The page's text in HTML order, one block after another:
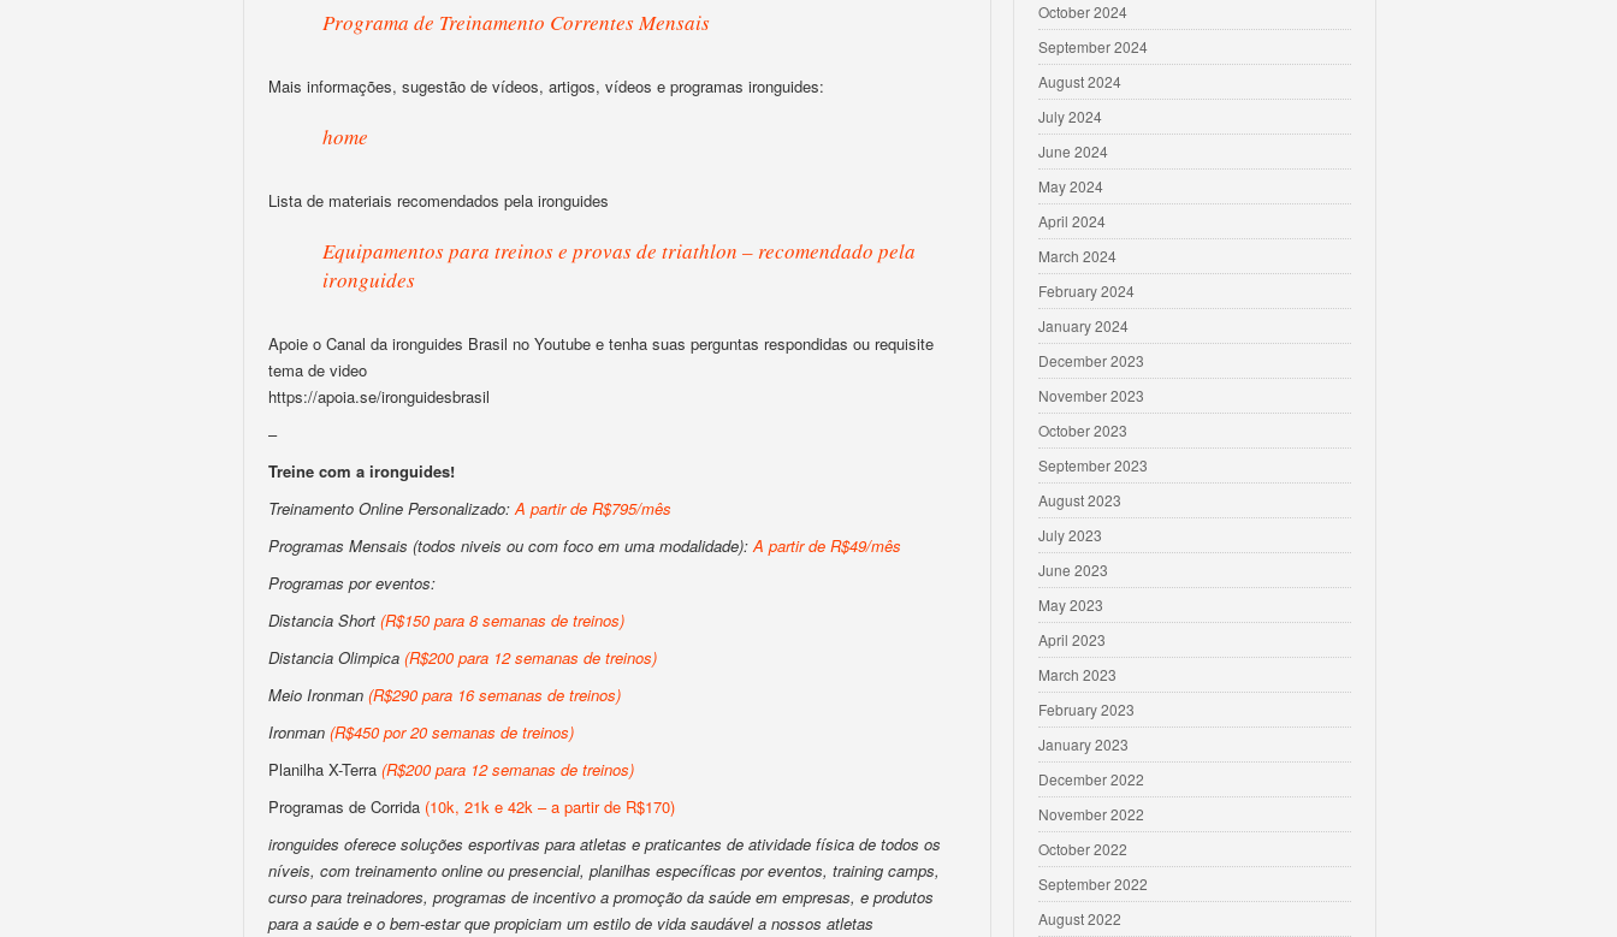
Programa de Treinamento Correntes Mensais
Mais informações, sugestão de vídeos, artigos, vídeos e programas ironguides:
home
Lista de materiais recomendados pela ironguides
Equipamentos para treinos e provas de triathlon – recomendado pela
ironguides
Apoie o Canal da ironguides Brasil no Youtube e tenha suas perguntas respondidas ou requisite
tema de video
https://apoia.se/ironguidesbrasil
–
Treine com a ironguides!
Treinamento Online Personalizado:A partir de R$795/mês
Programas Mensais (todos niveis ou com foco em uma modalidade):A partir de R$49/mês
Programas por eventos:
Distancia Short (R$150 para 8 semanas de treinos)
Distancia Olimpica (R$200 para 12 semanas de treinos)
Meio Ironman (R$290 para 16 semanas de treinos)
Ironman (R$450 por 20 semanas de treinos)
Planilha X-Terra (R$200 para 12 semanas de treinos)
Programas de Corrida (10k, 21k e 42k – a partir de R$170)
ironguides oferece soluções esportivas para atletas e praticantes de atividade física de todos os
níveis, com treinamento online ou presencial, planilhas específicas por eventos, training camps,
curso para treinadores, programas de incentivo a promoção da saúde em empresas, e produtos
para a saúde e o bem-estar que propiciam um estilo de vida saudável a nossos atletas
October 2024
September 2024
August 2024
July 2024
June 2024
May 2024
April 2024
March 2024
February 2024
January 2024
December 2023
November 2023
October 2023
September 2023
August 2023
July 2023
June 2023
May 2023
April 2023
March 2023
February 2023
January 2023
December 2022
November 2022
October 2022
September 2022
August 2022